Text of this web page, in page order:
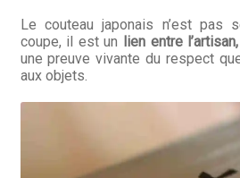
Le couteau japonais n’est pas
coupe, il est un
lien entre
une preuve vivante du respect
aux objets.